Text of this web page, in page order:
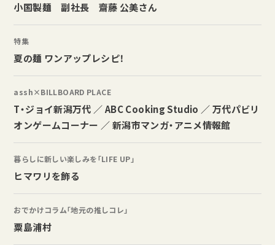
小国製麺 副社長 齋藤 公美さん
特集
夏の麺 ワンアップレシピ！
assh×BILLBOARD PLACE
T・ジョイ新潟万代 ／ ABC Cooking Studio ／ 万代パビリ
オンゲームコーナー ／ 新潟市マンガ・アニメ情報館
暮らしに新しい楽しみを「LIFE UP」
ヒマワリを飾る
おでかけコラム「地元の推しコレ」
粟島浦村